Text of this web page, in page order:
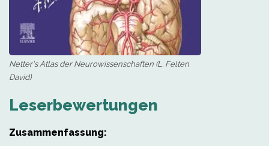
Netter's Atlas der Neurowissenschaften (L. Felten
David)
Leserbewertungen
Zusammenfassung: